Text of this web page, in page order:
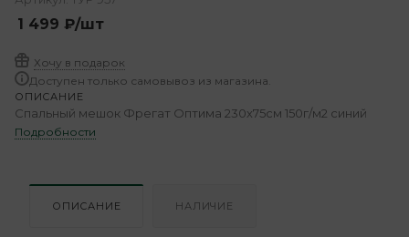
1 499 ₽/шт
Хочу в подарок
Доступен только самовывоз из магазина.
ОПИСАНИЕ
Спальный мешок Фрегат Оптима 230х75см 150г/м2 синий
Подробности
ОПИСАНИЕ НАЛИЧИЕ